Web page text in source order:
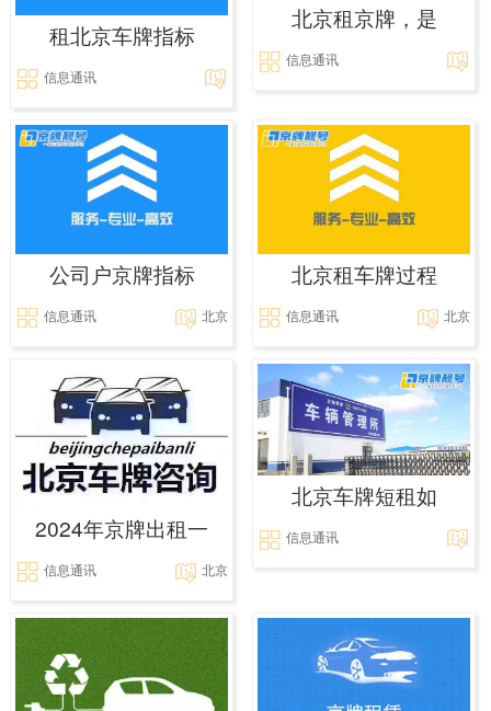
租北京车牌指标
信息通讯
北京租京牌，是
信息通讯
公司户京牌指标
信息通讯 北京
北京租车牌过程
信息通讯 北京
2024年京牌出租一
信息通讯 北京
北京车牌短租如
信息通讯